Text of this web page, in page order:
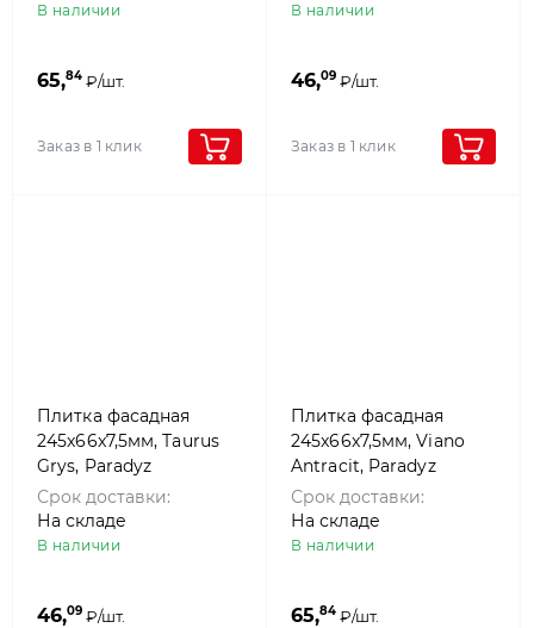
В наличии
65,84 ₽/шт.
Заказ в 1 клик
В наличии
46,09 ₽/шт.
Заказ в 1 клик
Плитка фасадная
245x66x7,5мм, Taurus
Grys, Paradyz
Срок доставки:
На складе
В наличии
46,09 ₽/шт.
Плитка фасадная
245x66x7,5мм, Viano
Antracit, Paradyz
Срок доставки:
На складе
В наличии
65,84 ₽/шт.